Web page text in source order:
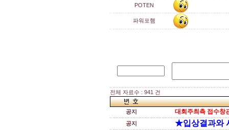
POTEN
파워포햄
전체 자료수 : 941 건
공지 대회주최측 접수창
공지 ★입상결과와